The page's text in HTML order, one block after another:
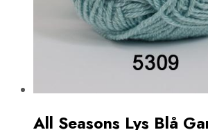
All Seasons Lys Blå